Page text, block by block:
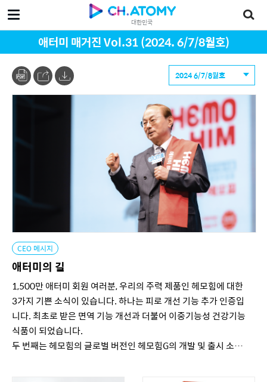
대한민국
애터미 매거진 Vol.31 (2024. 6/7/8월호)
2024 6/7/8월호
CEO 메시지
애터미의 길
1,500만 애터미 회원 여러분, 우리의 주력 제품인 헤모힘에 대한
3가지 기쁜 소식이 있습니다. 하나는 피로 개선 기능 추가 인증입
니다. 최초로 받은 면역 기능 개선과 더불어 이중기능성 건강기능
식품이 되었습니다.
두 번째는 헤모힘의 글로벌 버전인 헤모힘G의 개발 및 출시 소식